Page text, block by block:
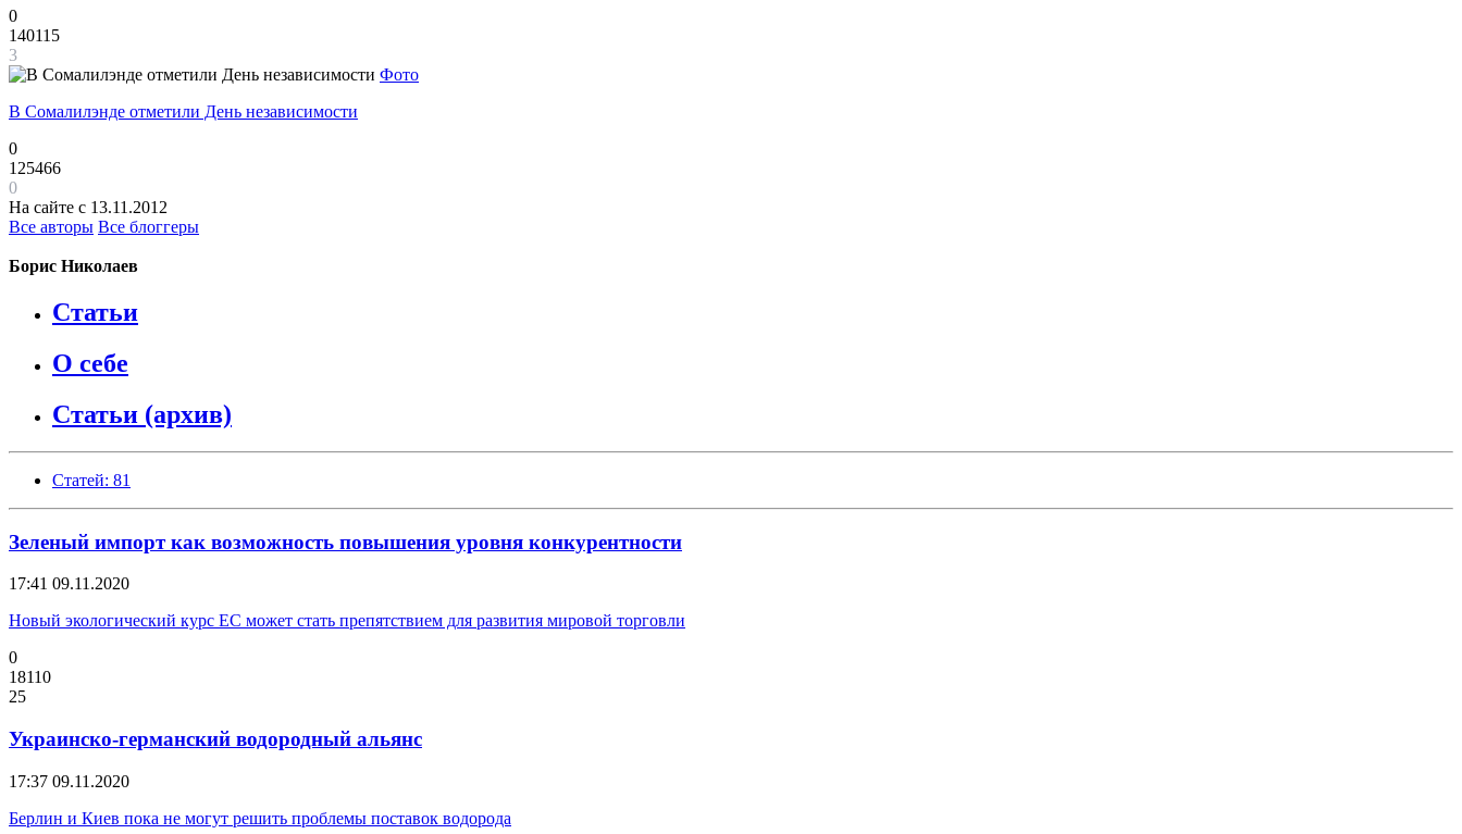
0
140115
3
Фото
В Сомалилэнде отметили День независимости
0
125466
0
На сайте с 13.11.2012
Все авторы Все блоггеры
Борис Николаев
Статьи
О себе
Статьи (архив)
Статей: 81
Зеленый импорт как возможность повышения уровня конкурентности
17:41 09.11.2020
Новый экологический курс ЕС может стать препятствием для развития мировой торговли
0
18110
25
Украинско-германский водородный альянс
17:37 09.11.2020
Берлин и Киев пока не могут решить проблемы поставок водорода